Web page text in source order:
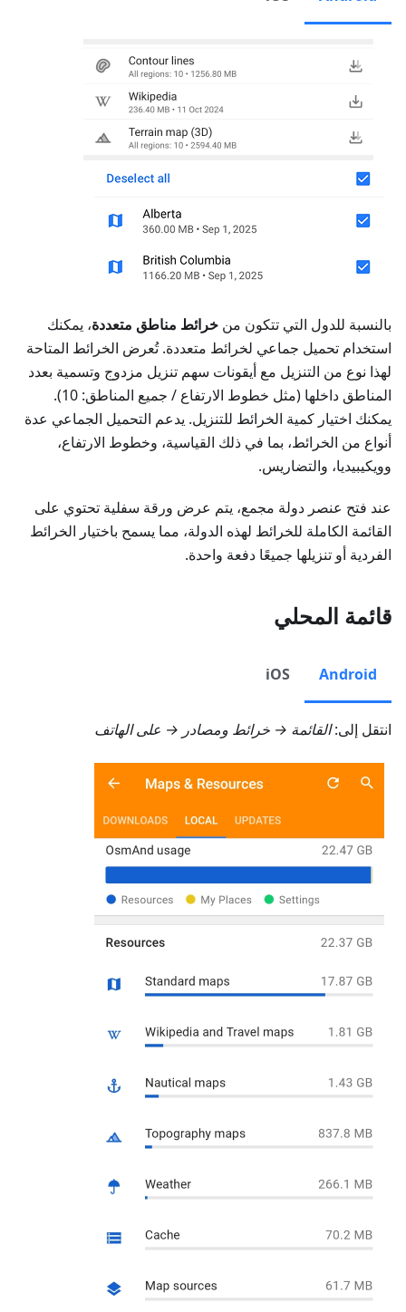
بالنسبة للدول التي تتكون من خرائط مناطق متعددة، يمكنك
استخدام تحميل جماعي لخرائط متعددة. تُعرض الخرائط المتاحة
لهذا نوع من التنزيل مع أيقونات سهم تنزيل مزدوج وتسمية بعدد
المناطق داخلها (مثل خطوط الارتفاع / جميع المناطق: 10).
يمكنك اختيار كمية الخرائط للتنزيل. يدعم التحميل الجماعي عدة
أنواع من الخرائط، بما في ذلك القياسية، وخطوط الارتفاع،
وويكيبيديا، والتضاريس.
عند فتح عنصر دولة مجمع، يتم عرض ورقة سفلية تحتوي على
القائمة الكاملة للخرائط لهذه الدولة، مما يسمح باختيار الخرائط
الفردية أو تنزيلها جميعًا دفعة واحدة.
قائمة المحلي
Android
iOS
انتقل إلى:القائمة → خرائط ومصادر → على الهاتف